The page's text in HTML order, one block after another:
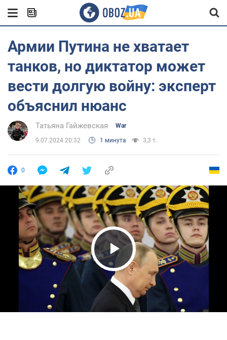
Армии Путина не хватает
танков, но диктатор может
вести долгую войну: эксперт
объяснил нюанс
Татьяна Гайжевская War
9.07.2024 20:32 1 минута 3,3 т.
0
Play Video